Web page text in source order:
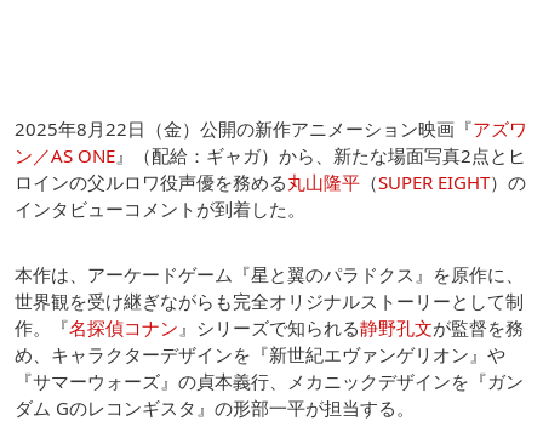
2025年8月22日（金）公開の新作アニメーション映画『アズワ
ン／AS ONE 』（配給：ギャガ）から、新たな場面写真2点とヒ
ロインの父ルロワ役声優を務める丸山隆平 （SUPER EIGHT）の
インタビューコメントが到着した。
本作は、アーケードゲーム『星と翼のパラドクス』を原作に、
世界観を受け継ぎながらも完全オリジナルストーリーとして制
作。『名探偵コナン 』シリーズで知られる静野孔文が監督を務
め、キャラクターデザインを『新世紀エヴァンゲリオン』や
『サマーウォーズ』の貞本義行、メカニックデザインを『ガン
ダム Gのレコンギスタ』の形部一平が担当する。